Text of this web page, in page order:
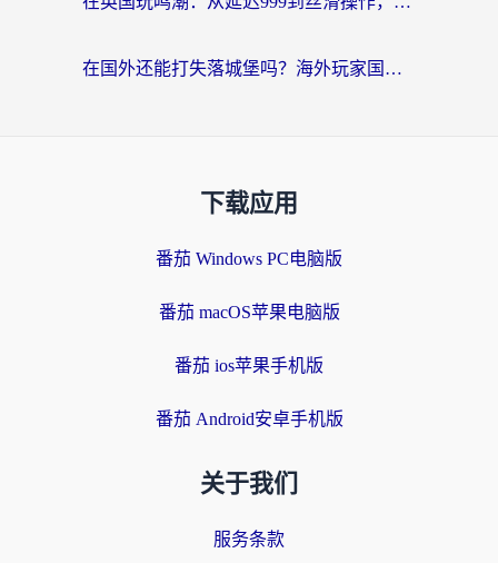
在国外还能打失落城堡吗？海外玩家国服游戏加速终极指南（附北美玩online加速器下载技巧）
下载应用
番茄 Windows PC电脑版
番茄 macOS苹果电脑版
番茄 ios苹果手机版
番茄 Android安卓手机版
关于我们
服务条款